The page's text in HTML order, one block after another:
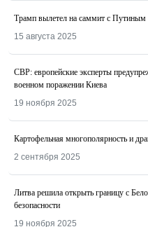
Трамп вылетел на саммит с Путиным
15 августа 2025
СВР: европейские эксперты
военном поражении Киева
19 ноября 2025
Картофельная многополярность и
2 сентября 2025
Литва решила открыть границу с
безопасности
19 ноября 2025